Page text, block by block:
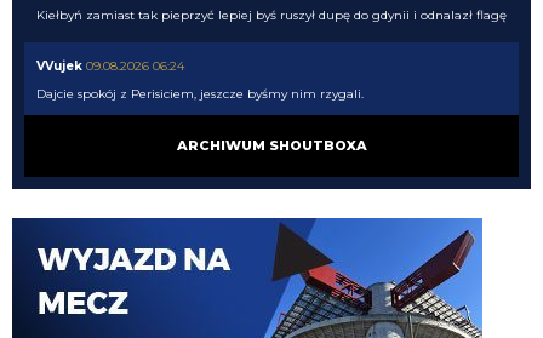
Kiełbyń zamiast tak pieprzyć lepiej byś ruszył dupę do gdynii i odnalazł flagę
VVujek 09.08.2026 06:24
Dajcie spokój z Perisiciem, jeszcze byśmy nim rzygali.
09.08.2026 01:00
pewnie PSV go nie puści jak im rogi robotę 😁
Kielben
09.08.2026 00:59
Swoje by jeszcze zrobił u nas 😉
Claudio
08.08.2026 22:00
ARCHIWUM SHOUTBOXA